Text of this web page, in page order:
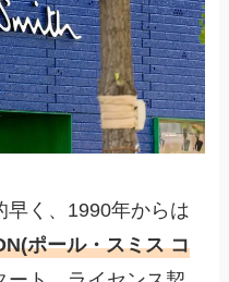
早く、1990年からは
ポール・スミス コ